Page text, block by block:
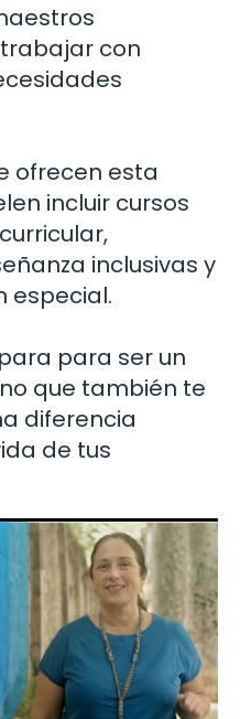
con
ofrecen esta
incluir cursos
inclusivas y
especial.
para ser un
que también te
diferencia
de tus